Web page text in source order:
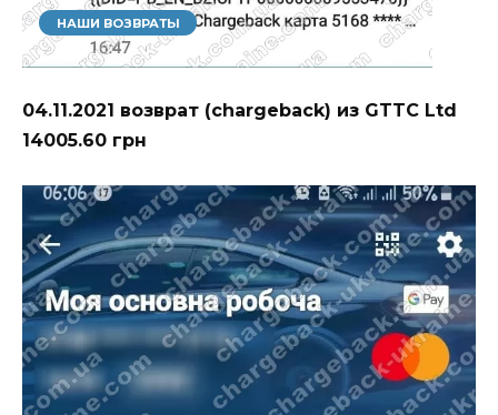
НАШИ ВОЗВРАТЫ
04.11.2021 возврат (chargeback) из GTTC Ltd
14005.60 грн